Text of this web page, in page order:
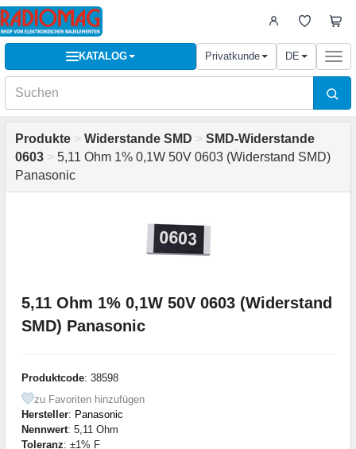
KATALOG Privatkunde DE
Produkte > Widerstande SMD > SMD-Widerstande
0603 > 5,11 Ohm 1% 0,1W 50V 0603 (Widerstand SMD)
Panasonic
5,11 Ohm 1% 0,1W 50V 0603 (Widerstand
SMD) Panasonic
Produktcode: 38598
zu Favoriten hinzufügen
Hersteller: Panasonic
Nennwert: 5,11 Ohm
Toleranz: ±1% F